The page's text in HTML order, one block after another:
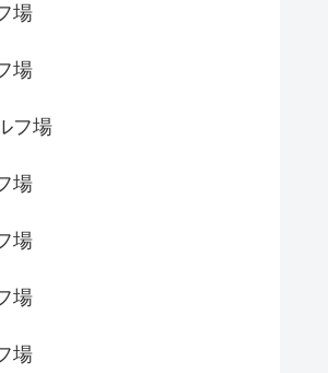
場
場
フ場
場
場
場
場